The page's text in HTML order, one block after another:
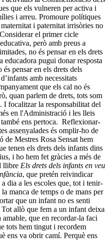
que els vulneren per activa i
i arreu. Promoure polítiques
i paternitat irrisòries no
el primer cicle
però amb preus a
no és pensar en els drets
educadora pugui donar resposta
pensar en els drets dels
amb necessitats
que els cal no és
quan parlem de drets, tots som
I focalitzar la responsabilitat del
en l'Administració i les lleis
ens pertoca. Reflexionar-
assenyalades és omplir-ho de
de Mestres Rosa Sensat hem
tenen els drets dels infants dins
i ho hem fet gràcies a més de
llibre Els drets dels infants en veu
, que pretén reivindicar
dia a les escoles que, tot i tenir-
manca de temps o de mans per
que un infant no es senti
Tot allò que fem a un infant deixa
que en recordar-la faci
tots hem tingut i recordem
ens va obrir camí. Perquè ens